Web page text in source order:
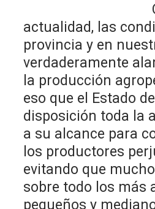
Que,
actualidad, las
provincia y en
verdaderamente
la producción
eso que el Estado
disposición toda la
a su alcance para
los productores
evitando que
sobre todo los más
pequeños y